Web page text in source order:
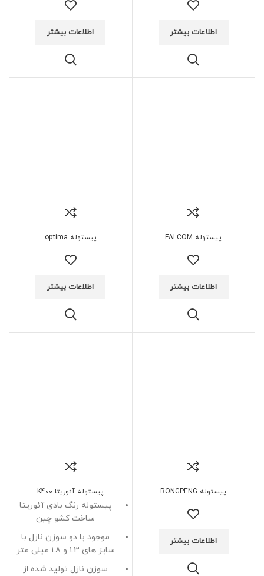
اطلاعات بیشتر اطلاعات بیشتر
پیستوله FALCOM
اطلاعات بیشتر
پیستوله optima
اطلاعات بیشتر
پیستوله RONGPENG
اطلاعات بیشتر
پیستوله آئوریتا K400
پیستوله رنگ بادی آئوریتا
ساخت کشو چین
موجود با دو سوزن نازل با
سایز های 1.3 و 1.8 میلی متر
سوزن نازل تولید شده از